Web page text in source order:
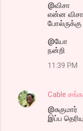
@விசா
என்ன
போல்ருக்கு
@யோ
நன்றி
11:39 PM
Cable
@சுகுமார்
இப்ப